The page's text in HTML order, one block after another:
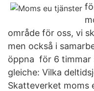
område för oss, vi
men också i
öppna för 6 timmar
gleiche: Vilka
Skatteverket moms